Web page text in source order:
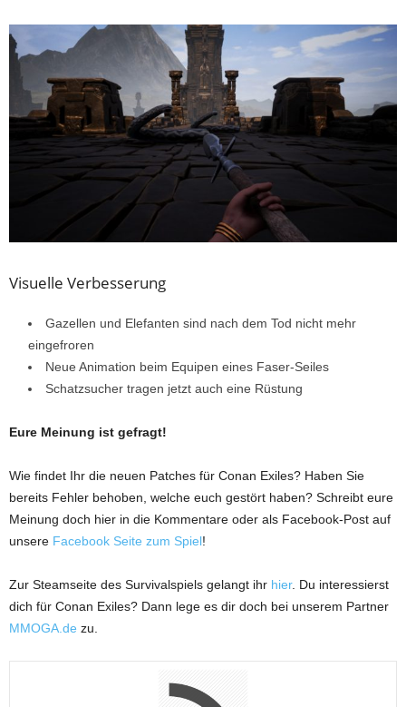
Visuelle Verbesserung
Gazellen und Elefanten sind nach dem Tod nicht mehr
eingefroren
Neue Animation beim Equipen eines Faser-Seiles
Schatzsucher tragen jetzt auch eine Rüstung
Eure Meinung ist gefragt!
Wie findet Ihr die neuen Patches für Conan Exiles? Haben Sie
bereits Fehler behoben, welche euch gestört haben? Schreibt eure
Meinung doch hier in die Kommentare oder als Facebook-Post auf
unsere Facebook Seite zum Spiel!
Zur Steamseite des Survivalspiels gelangt ihr hier. Du interessierst
dich für Conan Exiles? Dann lege es dir doch bei unserem Partner
MMOGA.de zu.